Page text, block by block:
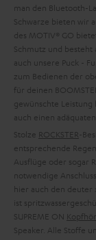
man den Bluetooth-
Schwarze bieten wir
des MOTIV® GO
Schmutz und
auch unsere Puck -
zum Bedienen der
für deinen
gewünschte
auch einen adäquaten
Stolze ROCKSTER-
entsprechende
Ausflüge oder sogar
notwendige
hier auch den deuter
ist
SUPREME ON
Speaker. Alle Stoffe